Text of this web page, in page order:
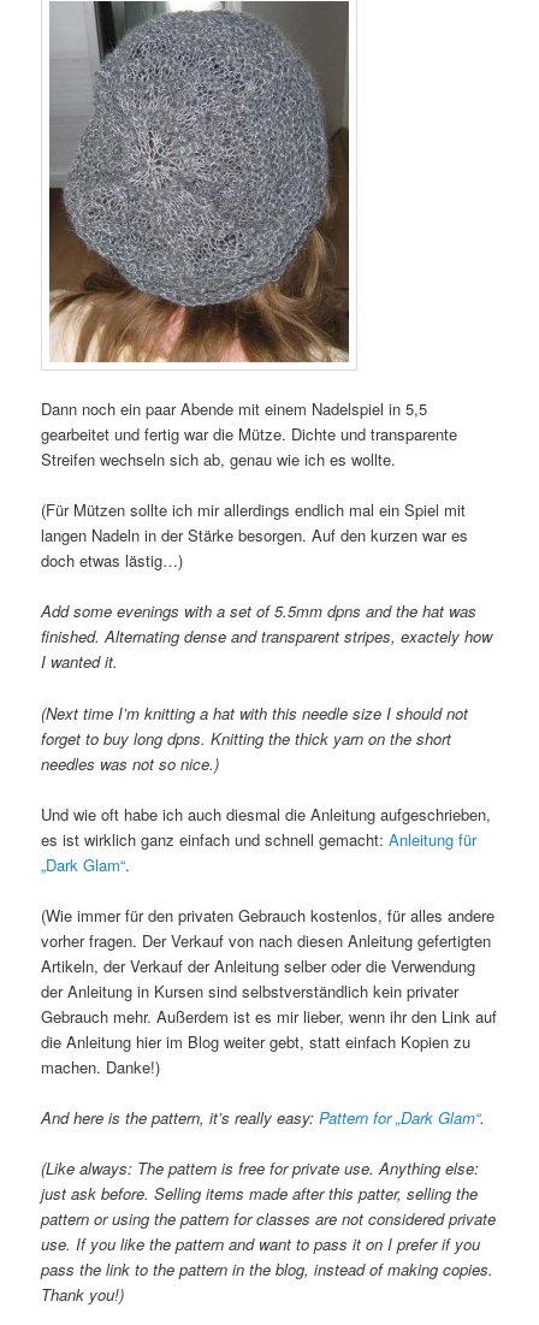
Dann noch ein paar Abende mit einem Nadelspiel in 5,5
gearbeitet und fertig war die Mütze. Dichte und transparente
Streifen wechseln sich ab, genau wie ich es wollte.
(Für Mützen sollte ich mir allerdings endlich mal ein Spiel mit
langen Nadeln in der Stärke besorgen. Auf den kurzen war es
doch etwas lästig…)
Add some evenings with a set of 5.5mm dpns and the hat was
finished. Alternating dense and transparent stripes, exactely how
I wanted it.
(Next time I’m knitting a hat with this needle size I should not
forget to buy long dpns. Knitting the thick yarn on the short
needles was not so nice.)
Und wie oft habe ich auch diesmal die Anleitung aufgeschrieben,
es ist wirklich ganz einfach und schnell gemacht:Anleitung für
„Dark Glam“.
(Wie immer für den privaten Gebrauch kostenlos, für alles andere
vorher fragen. Der Verkauf von nach diesen Anleitung gefertigten
Artikeln, der Verkauf der Anleitung selber oder die Verwendung
der Anleitung in Kursen sind selbstverständlich kein privater
Gebrauch mehr. Außerdem ist es mir lieber, wenn ihr den Link auf
die Anleitung hier im Blog weiter gebt, statt einfach Kopien zu
machen. Danke!)
And here is the pattern, it’s really easy:Pattern for „Dark Glam“.
(Like always: The pattern is free for private use. Anything else:
just ask before. Selling items made after this patter, selling the
pattern or using the pattern for classes are not considered private
use. If you like the pattern and want to pass it on I prefer if you
pass the link to the pattern in the blog, instead of making copies.
Thank you!)